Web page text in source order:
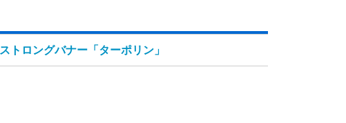
ストロングバナー「ターポリン」